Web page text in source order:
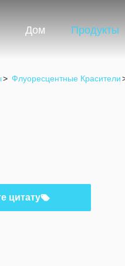
Дом Продукты
> Флуоресцентные Красители
цитату